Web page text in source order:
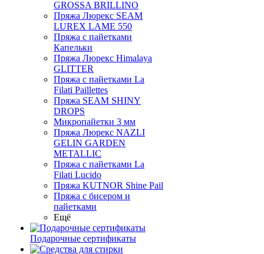
GROSSA BRILLINO
Пряжа Люрекс SEAM
LUREX LAME 550
Пряжа с пайетками
Капельки
Пряжа Люрекс Himalaya
GLITTER
Пряжа с пайетками La
Filati Paillettes
Пряжа SEAM SHINY
DROPS
Микропайетки 3 мм
Пряжа Люрекс NAZLI
GELIN GARDEN
METALLIC
Пряжа с пайетками La
Filati Lucido
Пряжа KUTNOR Shine Pail
Пряжа с бисером и
пайетками
Ещё
Подарочные сертификаты